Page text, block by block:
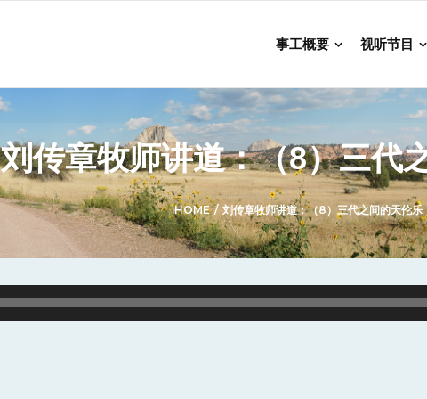
事工概要 视听节目
刘传章牧师讲道：（8）三代
HOME/ 刘传章牧师讲道：（8）三代之间的天伦乐